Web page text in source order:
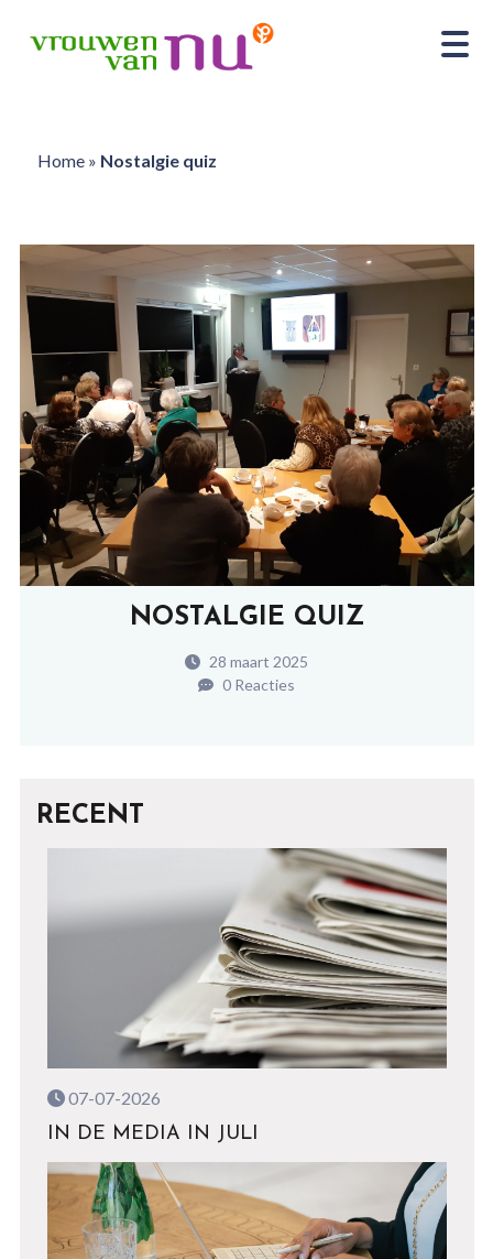
Home» Nostalgie quiz
NOSTALGIE QUIZ
28 maart 2025
0 Reacties
RECENT
07-07-2026
IN DE MEDIA IN JULI